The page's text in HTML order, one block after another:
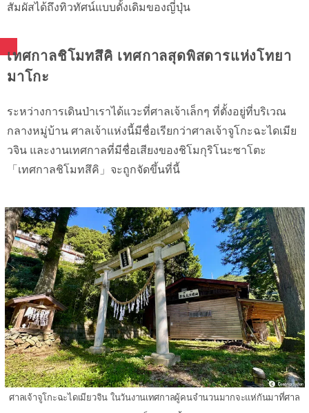
สัมผัสได้ถึงทิวทัศน์แบบดั้งเดิมของญี่ปุ่น
เทศกาลชิโมทสึคิ เทศกาลสุดพิสดารแห่งโทยา
มาโกะ
ระหว่างการเดินป่าเราได้แวะที่ศาลเจ้าเล็กๆ ที่ตั้งอยู่ที่บริเวณ
กลางหมู่บ้าน ศาลเจ้าแห่งนี้มีชื่อเรียกว่าศาลเจ้าจูโกะฉะไดเมีย
วจิน และงานเทศกาลที่มีชื่อเสียงของชิโมกุริโนะซาโตะ
「เทศกาลชิโมทสึคิ」จะถูกจัดขึ้นที่นี้
ศาลเจ้าจูโกะฉะไดเมียวจิน ในวันงานเทศกาลผู้คนจำนวนมากจะแห่กันมาที่ศาล